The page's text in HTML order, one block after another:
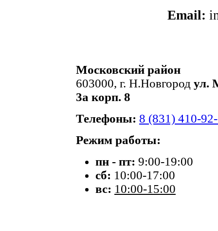
Email:
Московский район
603000, г. Н.Новгород ул.
3а корп. 8
Телефоны: 8 (831) 410-
Режим работы:
пн - пт: 9:00-19:00
сб: 10:00-17:00
вс: 10:00-15:00